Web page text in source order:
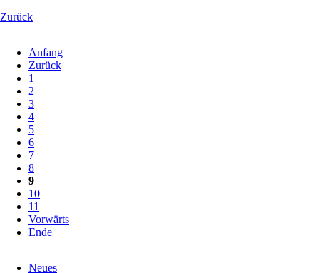
Zurück
Anfang
Zurück
1
2
3
4
5
6
7
8
9
10
11
Vorwärts
Ende
überspringen
Neues